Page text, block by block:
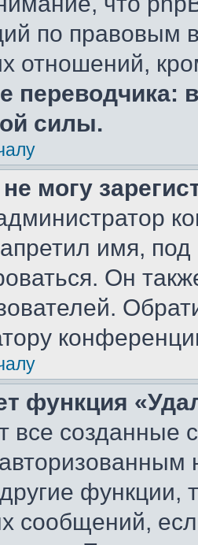
по правовым
отношений,
переводчика:
силы.
могу
имя,
Он
функция
все созданные
функции,
сообщений,